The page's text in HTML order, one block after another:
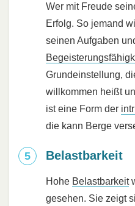
Wer mit Freude
Erfolg. So jemand
seinen Aufgaben
Grundeinstellung,
willkommen heißt
ist eine Form der
die kann Berge
Belastbarkeit
Hohe Belastbarkeit
gesehen. Sie zeigt